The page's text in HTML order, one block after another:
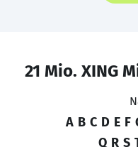
21 Mio. XING
A B C D E F
Q R S